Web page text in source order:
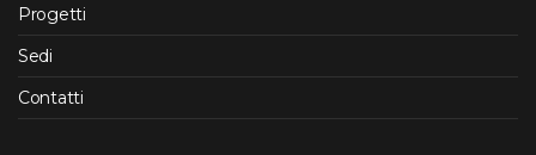
Progetti
Sedi
Contatti